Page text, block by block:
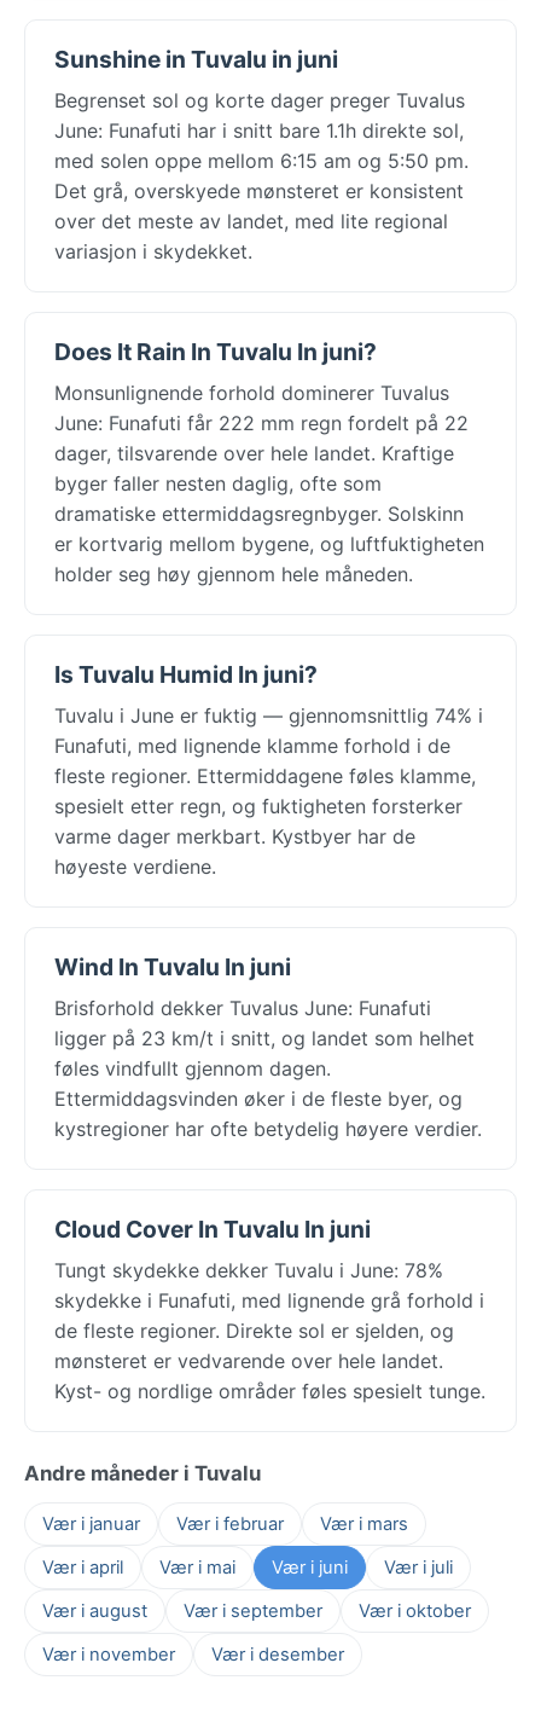
Sunshine in Tuvalu in juni
Begrenset sol og korte dager preger Tuvalus
June: Funafuti har i snitt bare 1.1h direkte sol,
med solen oppe mellom 6:15 am og 5:50 pm.
Det grå, overskyede mønsteret er konsistent
over det meste av landet, med lite regional
variasjon i skydekket.
Does It Rain In Tuvalu In juni?
Monsunlignende forhold dominerer Tuvalus
June: Funafuti får 222 mm regn fordelt på 22
dager, tilsvarende over hele landet. Kraftige
byger faller nesten daglig, ofte som
dramatiske ettermiddagsregnbyger. Solskinn
er kortvarig mellom bygene, og luftfuktigheten
holder seg høy gjennom hele måneden.
Is Tuvalu Humid In juni?
Tuvalu i June er fuktig — gjennomsnittlig 74% i
Funafuti, med lignende klamme forhold i de
fleste regioner. Ettermiddagene føles klamme,
spesielt etter regn, og fuktigheten forsterker
varme dager merkbart. Kystbyer har de
høyeste verdiene.
Wind In Tuvalu In juni
Brisforhold dekker Tuvalus June: Funafuti
ligger på 23 km/t i snitt, og landet som helhet
føles vindfullt gjennom dagen.
Ettermiddagsvinden øker i de fleste byer, og
kystregioner har ofte betydelig høyere verdier.
Cloud Cover In Tuvalu In juni
Tungt skydekke dekker Tuvalu i June: 78%
skydekke i Funafuti, med lignende grå forhold i
de fleste regioner. Direkte sol er sjelden, og
mønsteret er vedvarende over hele landet.
Kyst- og nordlige områder føles spesielt tunge.
Andre måneder i Tuvalu
Vær i januar Vær i februar
Vær i mars
Vær i april
Vær i mai Vær i juni
Vær i juli
Vær i august
Vær i september
Vær i oktober
Vær i november
Vær i desember